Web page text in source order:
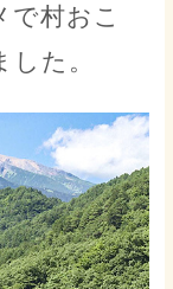
で村おこ
た。